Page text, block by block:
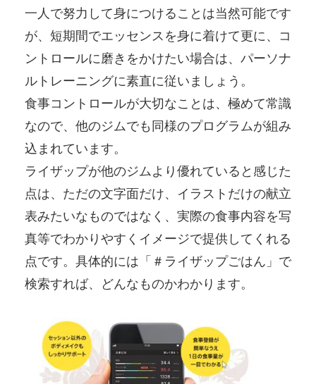
一人で努力して身につけることは当然可能です
が、短期間でエッセンスを身に着けて更に、コ
ントロールに磨きをかけたい場合は、パーソナ
ルトレーニングに素直に従いましょう。
食事コントロールが大切なことは、極めて常識
なので、他のジムでも同様のプログラムが組み
込まれています。
ライザップが他のジムより優れていると感じた
点は、ただの文字面だけ、イラストだけの献立
表みたいなものではなく、実際の食事内容を写
真等でわかりやすくイメージで提供してくれる
点です。具体的には「＃ライザップごはん」で
検索すれば、どんなものかわかります。